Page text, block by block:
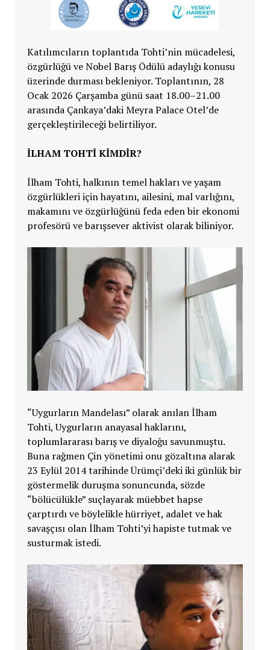
Katılımcıların toplantıda Tohti’nin mücadelesi,
özgürlüğü ve Nobel Barış Ödülü adaylığı konusu
üzerinde durması bekleniyor. Toplantının, 28
Ocak 2026 Çarşamba günü saat 18.00–21.00
arasında Çankaya’daki Meyra Palace Otel’de
gerçekleştirileceği belirtiliyor.
İLHAM TOHTİ KİMDİR?
İlham Tohti, halkının temel hakları ve yaşam
özgürlükleri için hayatını, ailesini, mal varlığını,
makamını ve özgürlüğünü feda eden bir ekonomi
profesörü ve barışsever aktivist olarak biliniyor.
“Uygurların Mandelası” olarak anılanİlham
Tohti, Uygurların anayasal haklarını,
toplumlararası barış ve diyaloğu savunmuştu.
Buna rağmen Çin yönetimi onu gözaltına alarak
23 Eylül 2014 tarihinde Ürümçi’deki iki günlük bir
göstermelik duruşma sonuncunda, sözde
“bölücülükle” suçlayarak müebbet hapse
çarptırdı ve böylelikle hürriyet, adalet ve hak
savaşçısı olanİlham Tohti’yi hapiste tutmak ve
susturmak istedi.